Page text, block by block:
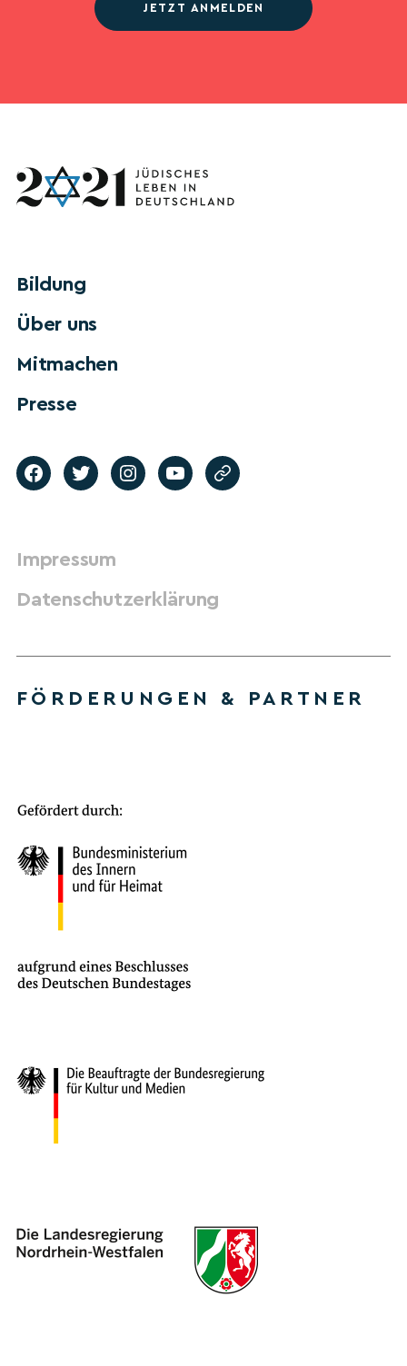
JETZT ANMELDEN
Bildung
Über uns
Mitmachen
Presse
Impressum
Datenschutzerklärung
FÖRDERUNGEN & PARTNER